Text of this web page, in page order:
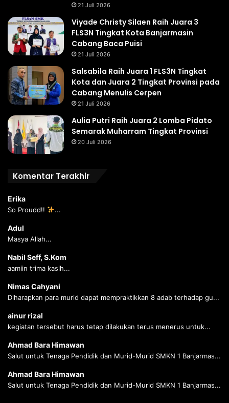
21 Juli 2026
Viyade Christy Silaen Raih Juara 3
FLS3N Tingkat Kota Banjarmasin
Cabang Baca Puisi
21 Juli 2026
Salsabila Raih Juara 1 FLS3N Tingkat
Kota dan Juara 2 Tingkat Provinsi pada
Cabang Menulis Cerpen
21 Juli 2026
Aulia Putri Raih Juara 2 Lomba Pidato
Semarak Muharram Tingkat Provinsi
20 Juli 2026
Komentar Terakhir
Erika
So Proudd!! ...
Adul
Masya Allah...
Nabil Seff, S.Kom
aamiin trima kasih...
Nimas Cahyani
Diharapkan para murid dapat mempraktikkan 8 adab terhadap gu...
ainur rizal
kegiatan tersebut harus tetap dilakukan terus menerus untuk...
Ahmad Bara Himawan
Salut untuk Tenaga Pendidik dan Murid-Murid SMKN 1 Banjarmas...
Ahmad Bara Himawan
Salut untuk Tenaga Pendidik dan Murid-Murid SMKN 1 Banjarmas...